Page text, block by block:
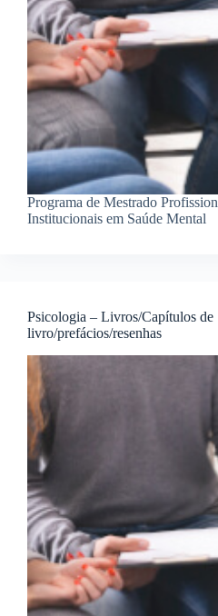
Programa de Mestrado
Institucionais em Saúde Mental
Psicologia – Livros/Capítulos de
livro/prefácios/resenhas